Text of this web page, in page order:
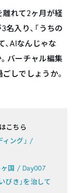
離れて2ヶ月が経
名入り、「うちの
、AIなんじゃな
バーチャル編集
しでしょうか。
こちら
ィング」 /
ヶ国 / Day007
びき」を治して